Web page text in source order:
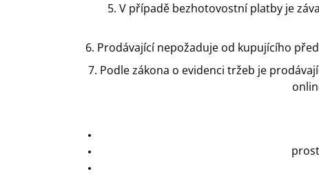
5. V případě bezhotovostní platby je
6. Prodávající nepožaduje od kupujícího
7. Podle zákona o evidenci tržeb je